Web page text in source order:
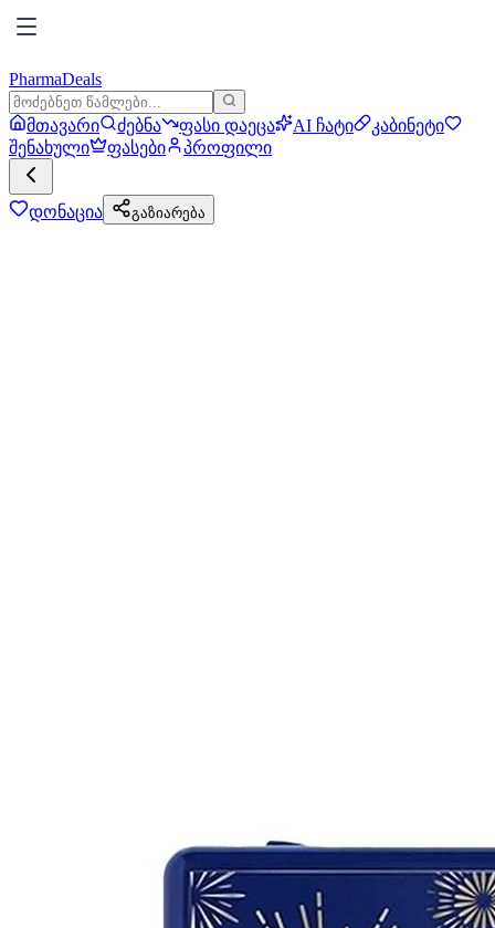
PharmaDeals
მთავარი ძებნა ფასი დაეცა AI ჩატი
კაბინეტი
შენახული
ფასები პროფილი
დონაცია გაზიარება